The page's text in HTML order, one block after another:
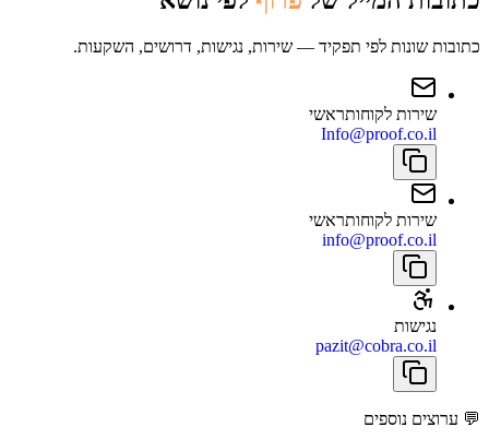
כתובות שונות לפי תפקיד — שירות, נגישות, דרושים, השקעות.
שירות לקוחותראשי
Info@proof.co.il
שירות לקוחותראשי
info@proof.co.il
נגישות
pazit@cobra.co.il
💬 ערוצים נוספים